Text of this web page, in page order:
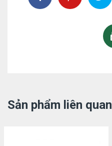
Sản phẩm liên quan